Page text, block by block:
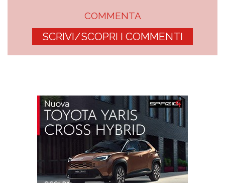
COMMENTA
SCRIVI/SCOPRI I COMMENTI